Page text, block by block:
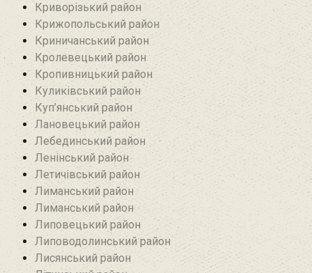
Криворізький район
Крижопольський район
Криничанський район
Кролевецький район‎
Кропивницький район
Куликівський район
Куп’янський район
Лановецький район
Лебединський район
Ленінський район
Летичівський район
Лиманський район
Лиманський район
Липовецький район
Липоводолинський район
Лисянський район